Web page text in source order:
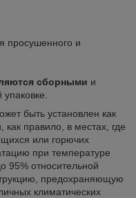
просушенного и
сборными и
быть установлен как
правило, в местах, где
или горючих
при температуре
95% относительной
предохраняющую
климатических